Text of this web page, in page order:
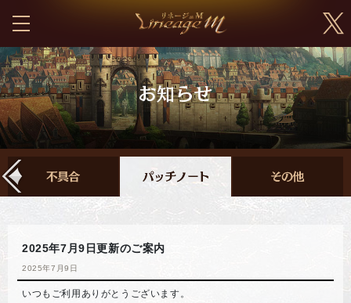
2025年7月9日更新のご案内
2025年7月9日
いつもご利用ありがとうございます。